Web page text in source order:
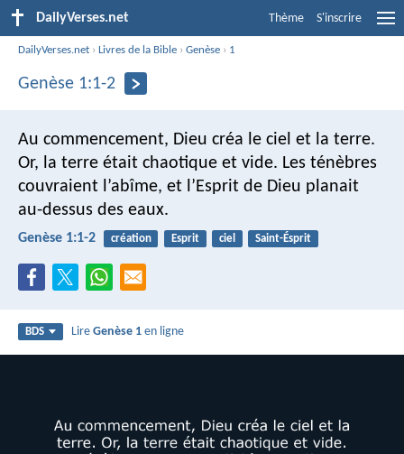
DailyVerses.net Thème S'inscrire
DailyVerses.net ›Livres de la Bible ›Genèse › 1
Genèse 1:1-2
Au commencement, Dieu créa le ciel et la terre.
Or, la terre était chaotique et vide. Les ténèbres
couvraient l’abîme, et l’Esprit de Dieu planait
au-dessus des eaux.
Genèse 1:1-2 création Esprit ciel Saint-Ésprit
BDS LireGenèse 1 en ligne